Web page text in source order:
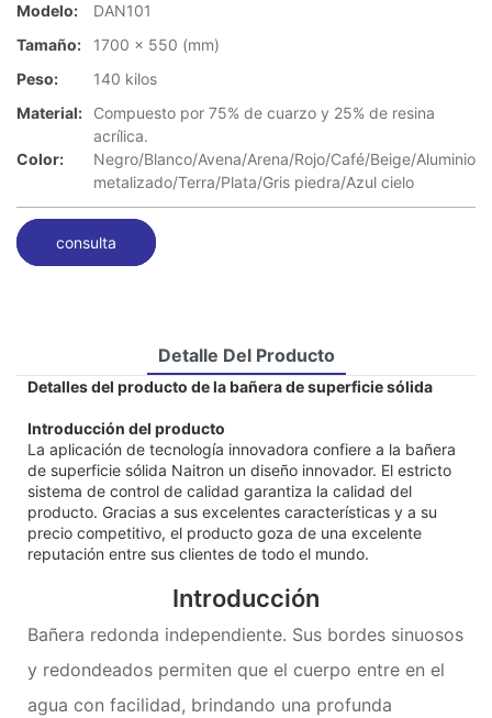
Modelo:
DAN101
Tamaño:
1700 x 550 (mm)
Peso:
140 kilos
Material:
Compuesto por 75% de cuarzo y 25% de resina
acrílica.
Color:
Negro/Blanco/Avena/Arena/Rojo/Café/Beige/Aluminio
metalizado/Terra/Plata/Gris piedra/Azul cielo
consulta
Detalle Del Producto
Detalles del producto de la bañera de superficie sólida
Introducción del producto
La aplicación de tecnología innovadora confiere a la bañera
de superficie sólida Naitron un diseño innovador. El estricto
sistema de control de calidad garantiza la calidad del
producto. Gracias a sus excelentes características y a su
precio competitivo, el producto goza de una excelente
reputación entre sus clientes de todo el mundo.
Introducción
Bañera redonda independiente. Sus bordes sinuosos
y redondeados permiten que el cuerpo entre en el
agua con facilidad, brindando una profunda